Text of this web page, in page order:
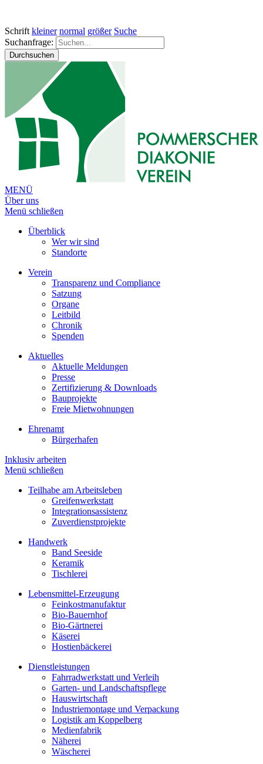
Schrift kleiner normal größer Suche
Suchanfrage:
Durchsuchen
MENÜ
Über uns
Menü schließen
Überblick
Wer wir sind
Standorte
Verein
Transparenz und Compliance
Satzung
Organe
Leitbild
Chronik
Spenden
Aktuelles
Aktuelle Meldungen
Presse
Zertifizierung & Downloads
Bauprojekte
Freie Mietwohnungen
Ehrenamt
Bürgerhafen
Inklusiv arbeiten
Menü schließen
Teilhabe am Arbeitsleben
Greifenwerkstatt
Integrationsassistenz
Zuverdienstprojekte
Handwerk
Band Seeside
Keramik
Tischlerei
Lebensmittel-Erzeugung
Feinkostmanufaktur
Bio-Bauernhof
Bio-Gärtnerei
Käserei
Hostienbäckerei
Dienstleistungen
Fahrradwerkstatt und Verleih
Garten- und Landschaftspflege
Hauswirtschaft
Industriemontage und Verpackung
Logistik am Koppelberg
Medienfabrik
Näherei
Wäscherei